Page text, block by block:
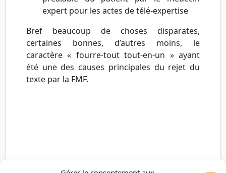
expert pour les actes de télé-expertise
Bref beaucoup de choses disparates,
certaines bonnes, d’autres moins, le
caractère « fourre-tout tout-en-un » ayant
été une des causes principales du rejet du
texte par la FMF.